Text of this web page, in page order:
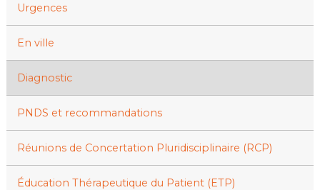
Urgences
En ville
Diagnostic
PNDS et recommandations
Réunions de Concertation Pluridisciplinaire (RCP)
Éducation Thérapeutique du Patient (ETP)